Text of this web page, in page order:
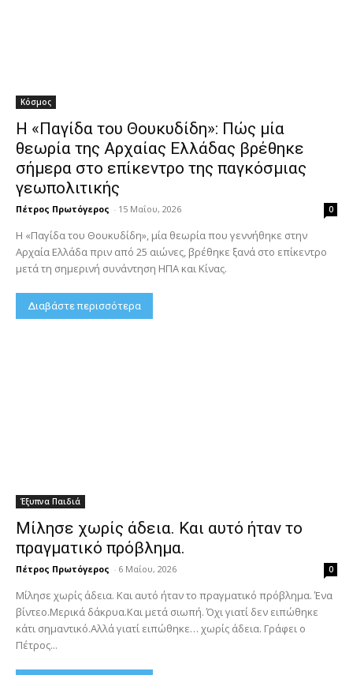
Κόσμος
Η «Παγίδα του Θουκυδίδη»: Πώς μία
θεωρία της Αρχαίας Ελλάδας βρέθηκε
σήμερα στο επίκεντρο της παγκόσμιας
γεωπολιτικής
Πέτρος Πρωτόγερος - 15 Μαΐου, 2026 0
Η «Παγίδα του Θουκυδίδη», μία θεωρία που γεννήθηκε στην
Αρχαία Ελλάδα πριν από 25 αιώνες, βρέθηκε ξανά στο επίκεντρο
μετά τη σημερινή συνάντηση ΗΠΑ και Κίνας.
Διαβάστε περισσότερα
Έξυπνα Παιδιά
Μίλησε χωρίς άδεια. Και αυτό ήταν το
πραγματικό πρόβλημα.
Πέτρος Πρωτόγερος - 6 Μαΐου, 2026 0
Μίλησε χωρίς άδεια. Και αυτό ήταν το πραγματικό πρόβλημα. Ένα
βίντεο.Μερικά δάκρυα.Και μετά σιωπή. Όχι γιατί δεν ειπώθηκε
κάτι σημαντικό.Αλλά γιατί ειπώθηκε… χωρίς άδεια. Γράφει ο
Πέτρος...